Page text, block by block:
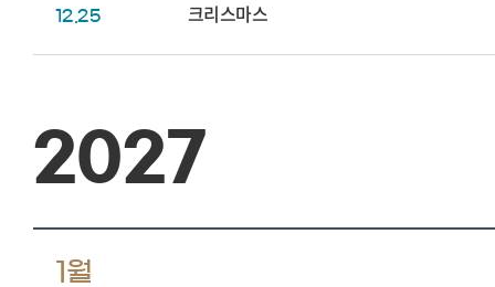
12.25 크리스마스
2027
1월